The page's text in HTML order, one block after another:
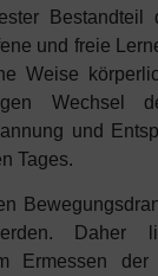
und freie
Weise
Wechsel
und
Tages.
Daher
Ermessen